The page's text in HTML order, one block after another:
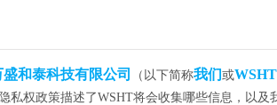
和泰科技有限公司 （以下简称我们或WSHT
私权政策描述了WSHT将会收集哪些信息，以及